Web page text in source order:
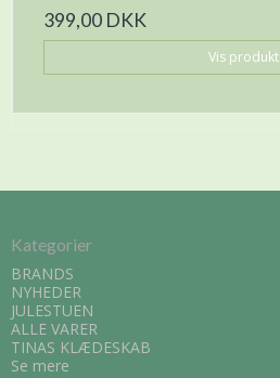
399,00 DKK
Vis produkt
Kategorier
BRANDS
NYHEDER
JULESTUEN
ALLE VARER
TINAS KLÆDESKAB
Se mere